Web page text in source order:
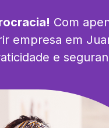
Com
empresa em
e